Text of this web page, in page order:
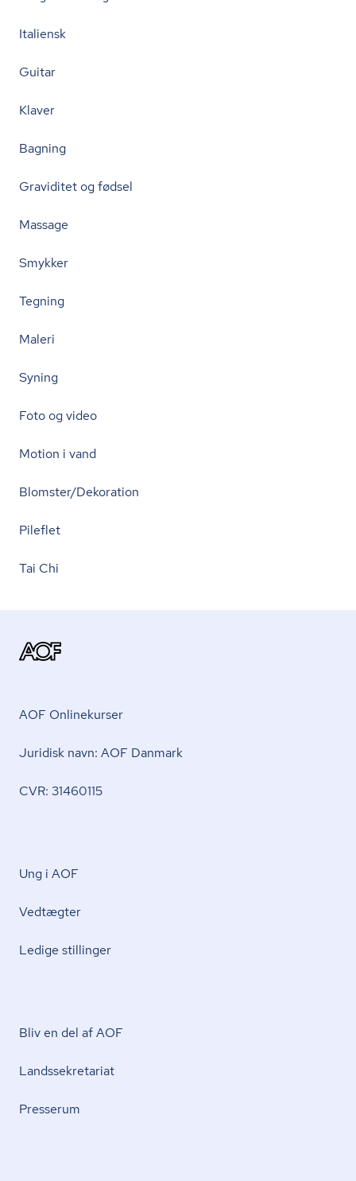
Italiensk
Guitar
Klaver
Bagning
Graviditet og fødsel
Massage
Smykker
Tegning
Maleri
Syning
Foto og video
Motion i vand
Blomster/Dekoration
Pileflet
Tai Chi
AOF Onlinekurser
Juridisk navn: AOF Danmark
CVR: 31460115
Ung i AOF
Vedtægter
Ledige stillinger
Bliv en del af AOF
Lands­se­kre­ta­ri­at
Presserum